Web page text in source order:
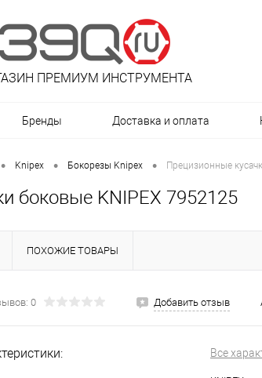
ПРЕМИУМ ИНСТРУМЕНТА
Бренды Доставка и оплата
• Knipex • Бокорезы Knipex • Прецизионные
боковые KNIPEX 7952125
ПОХОЖИЕ ТОВАРЫ
0 Добавить отзыв
Все